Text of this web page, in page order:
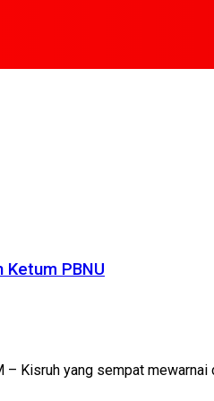
Ketum PBNU
– Kisruh yang sempat